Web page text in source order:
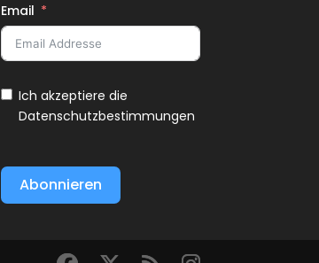
Email
Ich akzeptiere die
Datenschutzbestimmungen
Abonnieren